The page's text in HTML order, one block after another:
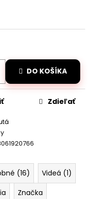
DO KOŠÍKA
Zdieľať
(16)
Videá (1)
Značka